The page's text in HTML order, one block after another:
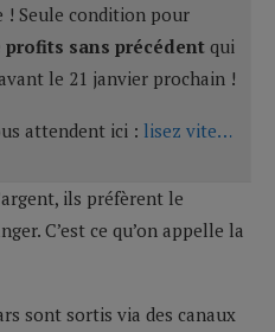
Seule condition pour
profits sans précédent qui
le 21 janvier prochain !
attendent ici : lisez vite…
ils préfèrent le
C’est ce qu’on appelle la
sont sortis via des canaux